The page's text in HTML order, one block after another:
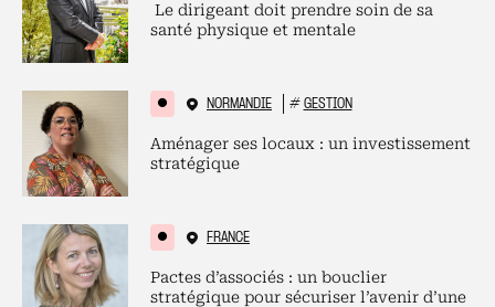
Le dirigeant doit prendre soin de sa
santé physique et mentale
NORMANDIE # GESTION
Aménager ses locaux : un investissement
stratégique
FRANCE
Pactes d’associés : un bouclier
stratégique pour sécuriser l’avenir d’une